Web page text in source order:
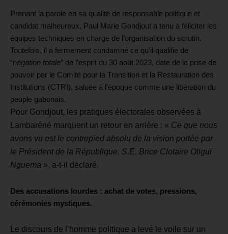
Prenant la parole en sa qualité de responsable politique et
candidat malheureux, Paul Marie Gondjout a tenu à féliciter les
équipes techniques en charge de l’organisation du scrutin.
Toutefois, il a fermement condamné ce qu’il qualifie de
“négation totale” de l’esprit du 30 août 2023, date de la prise de
pouvoir par le Comité pour la Transition et la Restauration des
Institutions (CTRI), saluée à l’époque comme une libération du
peuple gabonais.
Pour Gondjout, les pratiques électorales observées à
Lambaréné marquent un retour en arrière : « Ce que nous
avons vu est le contrepied absolu de la vision portée par
le Président de la République, S.E. Brice Clotaire Oligui
Nguema », a-t-il déclaré.
Des accusations lourdes : achat de votes, pressions,
cérémonies mystiques.
Le discours de l’homme politique a levé le voile sur un